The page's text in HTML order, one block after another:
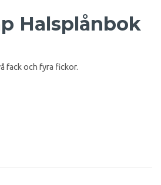
Halsplånbok
fack och fyra fickor.